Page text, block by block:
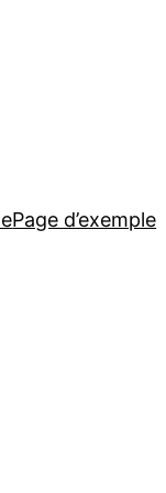
Page d’exemple